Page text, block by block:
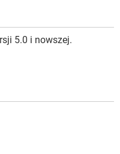
5.0 i nowszej.